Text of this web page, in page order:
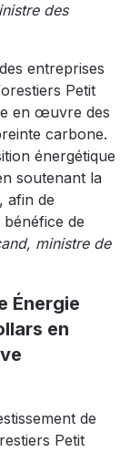
des
entreprises
Petit
en œuvre des
carbone.
énergétique
soutenant la
afin de
bénéfice de
ministre de
Énergie
en
de
Petit